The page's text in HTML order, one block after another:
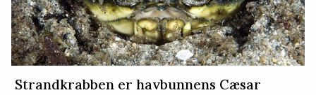
Strandkrabben er havbunnens Cæsar